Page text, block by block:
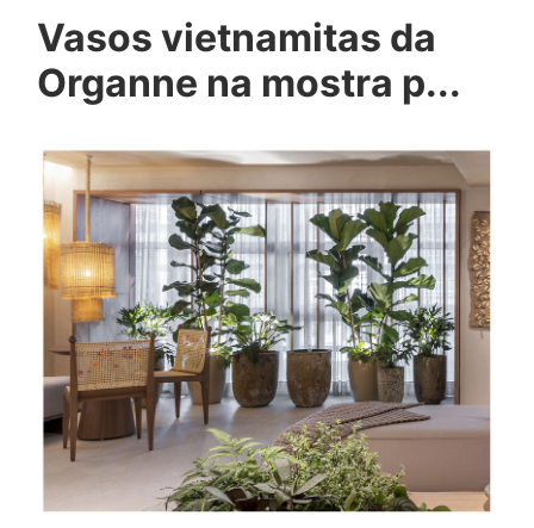
Vasos vietnamitas da
Organne na mostra p...